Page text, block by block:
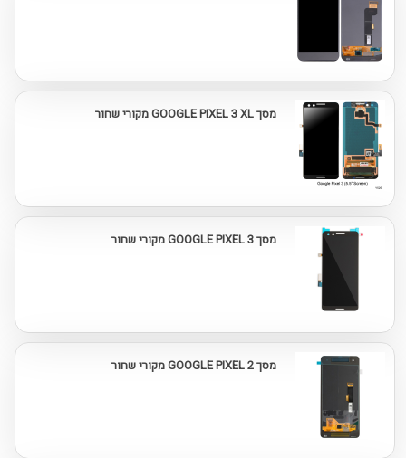
מסך GOOGLE PIXEL 3 XL מקורי שחור
מסך GOOGLE PIXEL 3 מקורי שחור
מסך GOOGLE PIXEL 2 מקורי שחור